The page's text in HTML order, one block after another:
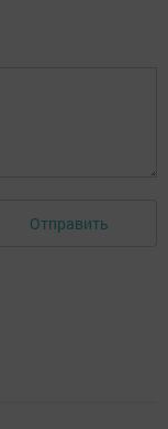
Отправить